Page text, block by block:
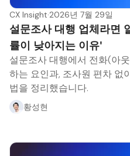
CX Insight·2026년 7월 29일
설문조사 대행 업체라면
률이 낮아지는 이유'
설문조사 대행에서 전화(아
하는 요인과, 조사원 편차 없
법을 정리했습니다.
황성현